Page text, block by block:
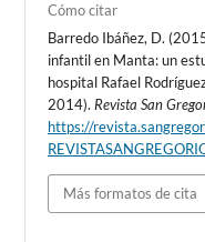
Cómo citar
Barredo Ibáñez, D.
infantil en Manta: un
hospital Rafael
2014). Revista San
https://
Más formatos de cita